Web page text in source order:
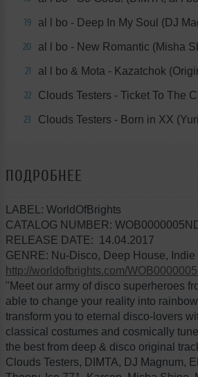
19 al l bo - Deep In My Soul (DJ
20 al l bo - New Romantic (Misha
21 al l bo & Mota - Kazatchok
22 Clouds Testers - Ticket To The
23 Clouds Testers - Born in XX
ПОДРОБНЕЕ
LABEL: WorldOfBrights
CATALOG NUMBER:
RELEASE DATE: 14.04.2017
GENRE: Nu-Disco, Deep House,
http://worldofbrights.com/
"Meet our army of disco superheroes
able to change your reality into
transform you to eternal disco-lovers
classical costumes and cosmically
the best from deep & disco original
Clouds Testers, DIMTA, DJ Magnum,